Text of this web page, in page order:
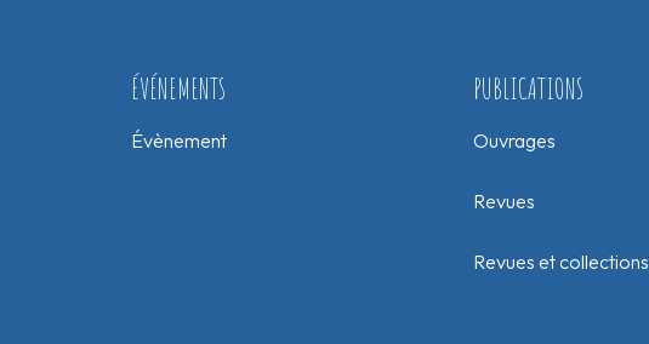
ÉVÉNEMENTS
Évènement
PUBLICATIONS
Ouvrages
Revues
Revues et collections